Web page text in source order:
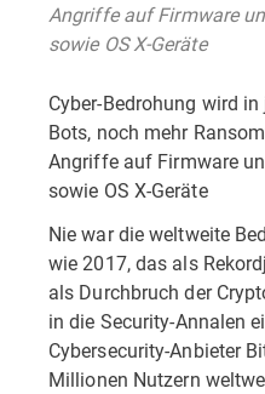
Angriffe auf Firmware
sowie OS X-Geräte
Cyber-Bedrohung wird
Bots, noch mehr
Angriffe auf Firmware
sowie OS X-Geräte
Nie war die weltweite
wie 2017, das als
als Durchbruch der
in die Security-Annalen
Cybersecurity-Anbieter
Millionen Nutzern